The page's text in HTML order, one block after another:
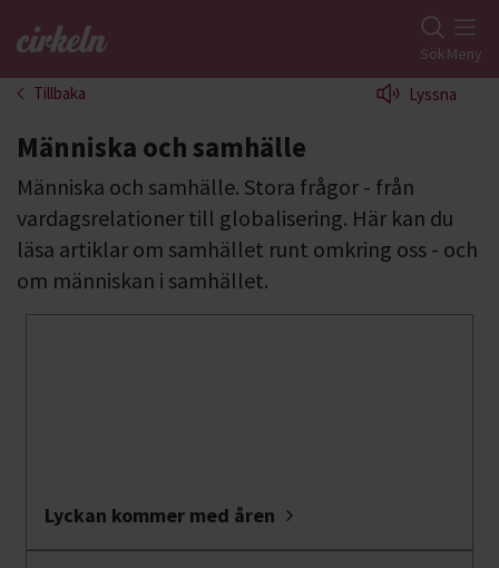
Gå till studiefrämjandets startsida SökMeny
Tillbaka Lyssna
Människa och samhälle
Människa och samhälle. Stora frågor - från
vardagsrelationer till globalisering. Här kan du
läsa artiklar om samhället runt omkring oss - och
om människan i samhället.
Lyckan kommer med åren